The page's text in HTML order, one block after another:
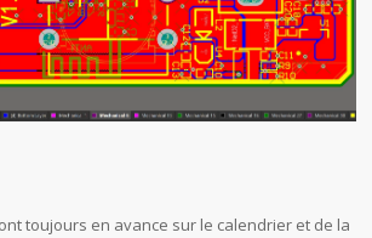
toujours en avance sur le calendrier et de la